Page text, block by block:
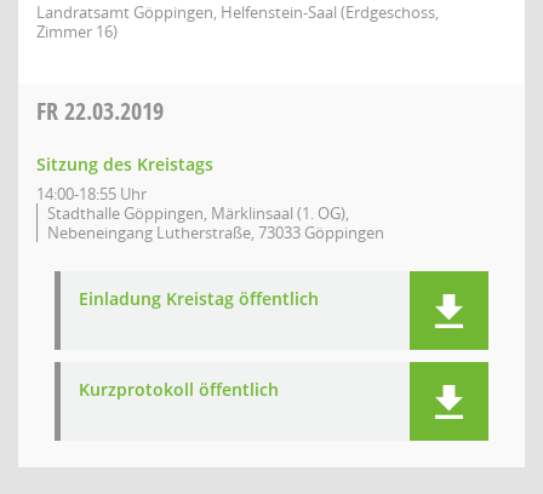
Landratsamt Göppingen, Helfenstein-Saal (Erdgeschoss,
Zimmer 16)
FR22.03.2019
Sitzung des Kreistags
14:00-18:55 Uhr
Stadthalle Göppingen, Märklinsaal (1. OG),
Nebeneingang Lutherstraße, 73033 Göppingen
Einladung Kreistag öffentlich
Kurzprotokoll öffentlich